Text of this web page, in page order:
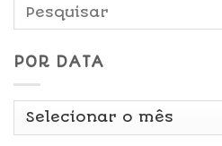
POR DATA
Por